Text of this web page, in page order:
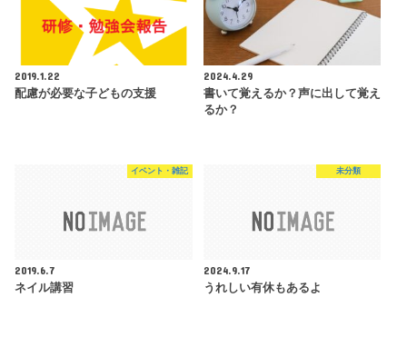
2019.1.22
配慮が必要な子どもの支援
2024.4.29
書いて覚えるか？声に出して覚え
るか？
イベント・雑記
2019.6.7
ネイル講習
未分類
2024.9.17
うれしい有休もあるよ